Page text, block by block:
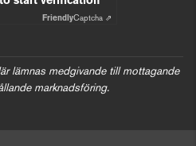
FriendlyCaptcha ⇗
lämnas medgivande till mottagande
marknadsföring.